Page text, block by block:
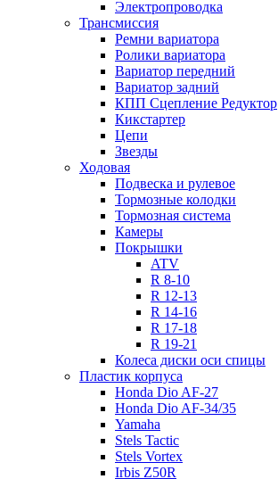
Электропроводка
Трансмиссия
Ремни вариатора
Ролики вариатора
Вариатор передний
Вариатор задний
КПП Сцепление Редуктор
Кикстартер
Цепи
Звезды
Ходовая
Подвеска и рулевое
Тормозные колодки
Тормозная система
Камеры
Покрышки
ATV
R 8-10
R 12-13
R 14-16
R 17-18
R 19-21
Колеса диски оси спицы
Пластик корпуса
Honda Dio AF-27
Honda Dio AF-34/35
Yamaha
Stels Tactic
Stels Vortex
Irbis Z50R